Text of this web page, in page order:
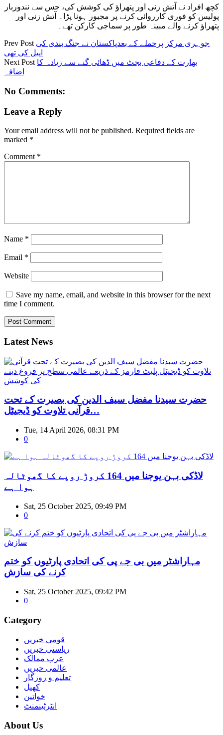
کچھ افراد نے آتش زنی اور پتھراؤ کی کوشش کی، جس سے نندوربار
پولیس کو فوری کارروائی کرنے پر مجبور ہونا پڑا۔ آتش زنی اور
پتھراؤ کرنے والے مبینہ طور پر سماجی کارکن تھے۔
Prev Post جوہری مرکز پرحملے کے بعدپاکستان نے جنگ بندی کی
اپیل کی تھی
Next Post بھارت کے دفاعی بجٹ میں ڈھائی گنے سے زیادہ کا
اضافہ
No Comments:
Leave a Reply
Your email address will not be published. Required fields are
marked *
Comment *
Name *
Email *
Website
Save my name, email, and website in this browser for the next
time I comment.
Latest News
حضرت سیدنا مفضل سیف الدین کی بصیرت کے تحت
قرآنی تلاوت کو ڈیجیٹل…
Tue, 14 April 2026, 08:31 PM
0
لاڈکی بہن یوجنا میں 164 کروڑ روپے کا گھوٹالہ
ہوا ہے
Sat, 25 October 2025, 09:49 PM
0
مہاراشٹر میں بی جے پی کی اتحادی پارٹیوں کو ختم
کرنے کی سازش
Sat, 25 October 2025, 09:42 PM
0
Category
قومی خبریں
ریاستی خبریں
عرب ممالک
عالمی خبریں
تعلیم و روزگار
کھیل
خواتین
انٹرٹینمنٹ
About Us